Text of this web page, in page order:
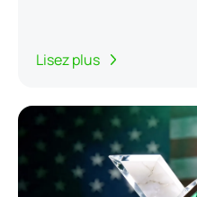
Lisez plus